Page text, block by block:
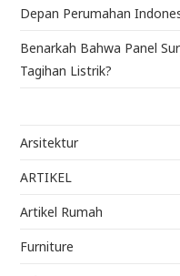
Depan Perumahan
Benarkah Bahwa Panel
Tagihan Listrik?
Arsitektur
ARTIKEL
Artikel Rumah
Furniture